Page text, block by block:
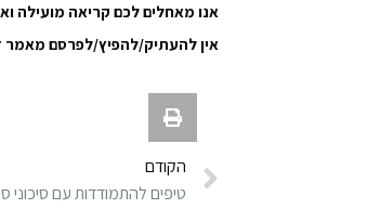
אנו מאחלים לכם קריאה מועילה
אין להעתיק/להפיץ/לפרסם מאמר
הקודם
טיפים להתמודדות עם סיכוני